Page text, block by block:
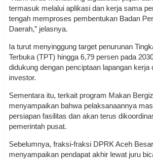
termasuk melalui aplikasi dan kerja sama
tengah memproses pembentukan Badan
Daerah,” jelasnya.
Ia turut menyinggung target penurunan
Terbuka (TPT) hingga 6,79 persen pada
didukung dengan penciptaan lapangan kerja
investor.
Sementara itu, terkait program Makan
menyampaikan bahwa pelaksanaannya
persiapan fasilitas dan akan terus
pemerintah pusat.
Sebelumnya, fraksi-fraksi DPRK Aceh
menyampaikan pendapat akhir lewat juru